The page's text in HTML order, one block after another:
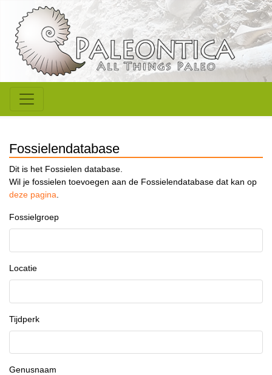
Fossielendatabase
Dit is het Fossielen database.
Wil je fossielen toevoegen aan de Fossielendatabase dat kan op
deze pagina.
Fossielgroep
Locatie
Tijdperk
Genusnaam